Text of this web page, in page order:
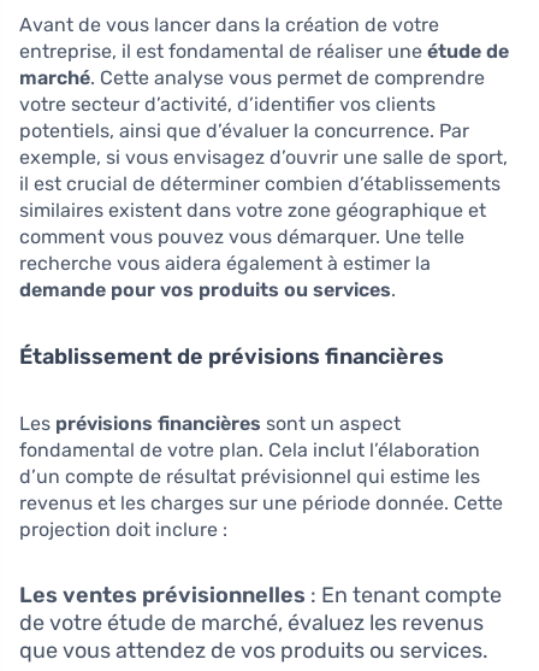
Avant de vous lancer dans la création de votre
entreprise, il est fondamental de réaliser une étude de
marché. Cette analyse vous permet de comprendre
votre secteur d’activité, d’identifier vos clients
potentiels, ainsi que d’évaluer la concurrence. Par
exemple, si vous envisagez d’ouvrir une salle de sport,
il est crucial de déterminer combien d’établissements
similaires existent dans votre zone géographique et
comment vous pouvez vous démarquer. Une telle
recherche vous aidera également à estimer la
demande pour vos produits ou services.
Établissement de prévisions financières
Les prévisions financières sont un aspect
fondamental de votre plan. Cela inclut l’élaboration
d’un compte de résultat prévisionnel qui estime les
revenus et les charges sur une période donnée. Cette
projection doit inclure :
Les ventes prévisionnelles : En tenant compte
de votre étude de marché, évaluez les revenus
que vous attendez de vos produits ou services.